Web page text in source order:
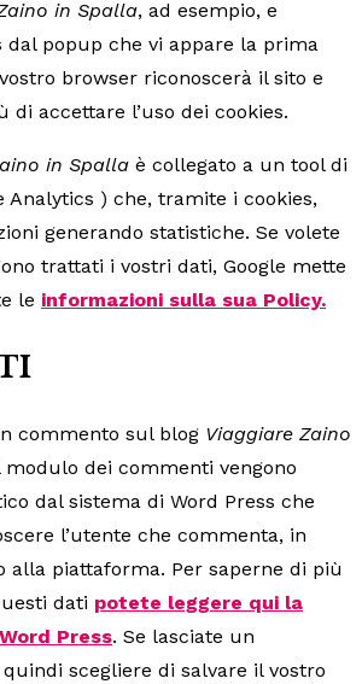
in Spalla, ad esempio, e
dal popup che vi appare la prima
browser riconoscerà il sito e
di accettare l’uso dei cookies.
in Spalla è collegato a un tool di
Analytics ) che, tramite i cookies,
generando statistiche. Se volete
trattati i vostri dati, Google mette
le informazioni sulla sua Policy.
commento sul blog Viaggiare Zaino
modulo dei commenti vengono
dal sistema di Word Press che
l’utente che commenta, in
alla piattaforma. Per saperne di più
dati potete leggere qui la
Press. Se lasciate un
scegliere di salvare il vostro